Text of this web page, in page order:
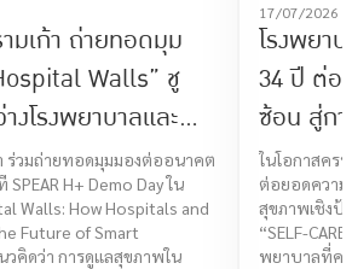
มเก้า ถ่ายทอดมุม
Walls” ชู
งโรงพยาบาลและ
อนาคต Smart
ร่วมถ่ายทอดมุมมองต่ออนาคต
H+ Demo Day ใน
Walls: How Hospitals and
Future of Smart
คิดว่า การดูแลสุขภาพใน
17/07/2026
โรงพยา
34 ปี ต่อ
ซ้อน สู่ก
โจทย์ไล
CARE
ในโอกาสคร
ต่อยอดความ
สุขภาพเชิงป้
“SELF-
พยาบาลที่คร